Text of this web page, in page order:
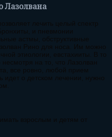
Лазолвана
лечить целый спектр
и пневмонии
астмы, обструктивные
Рино для носа. Им можно
этиологии, евстахииты. В то
на то, что Лазолван
все ровно, любой прием
идет о детском лечении, нужно
взрослым и детям от